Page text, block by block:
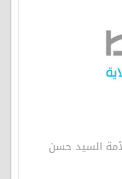
الأمة السيد حسن